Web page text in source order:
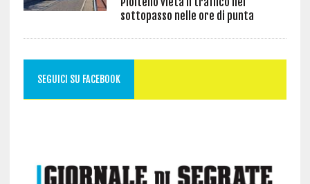
sottopasso nelle ore di punta
SEGUICI SU FACEBOOK